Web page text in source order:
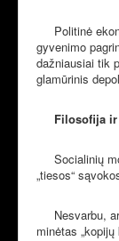
Politinė
gyvenimo
dažniausiai tik
glamūrinis
Filosofija ir
Socialinių
„tiesos“
Nesvarbu, ar
minėtas